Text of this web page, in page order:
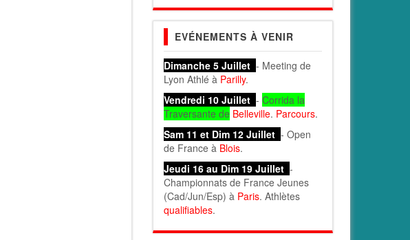
EVÉNEMENTS À VENIR
Dimanche 5 Juillet - Meeting de
Lyon Athlé à Parilly.
Vendredi 10 Juillet - Corrida la
Traversante de Belleville. Parcours.
Sam 11 et Dim 12 Juillet - Open
de France à Blois.
Jeudi 16 au Dim 19 Juillet -
Championnats de France Jeunes
(Cad/Jun/Esp) à Paris. Athlètes
qualifiables.